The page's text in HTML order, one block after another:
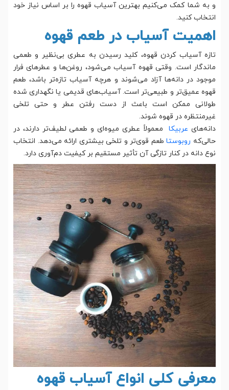
و به شما کمک می‌کنیم بهترین آسیاب قهوه را بر اساس نیاز خود
انتخاب کنید.
اهمیت آسیاب در طعم قهوه
تازه آسیاب کردن قهوه، کلید رسیدن به عطری بی‌نظیر و طعمی
ماندگار است. وقتی قهوه آسیاب می‌شود، روغن‌ها و عطرهای فرار
موجود در دانه‌ها آزاد می‌شوند و هرچه آسیاب تازه‌تر باشد، طعم
قهوه عمیق‌تر و طبیعی‌تر است. آسیاب‌های قدیمی یا نگهداری شده
طولانی ممکن است باعث از دست رفتن عطر و حتی تلخی
غیرمنتظره در قهوه شوند.
دانه‌های عربیکامعمولاً عطری میوه‌ای و طعمی لطیف‌تر دارند، در
حالی‌که روبوستاطعم قوی‌تر و تلخی بیشتری ارائه می‌دهد. انتخاب
نوع دانه در کنار تازگی آن تأثیر مستقیم بر کیفیت دم‌آوری دارد.
معرفی کلی انواع آسیاب قهوه